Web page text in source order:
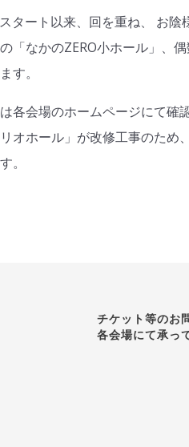
タート以来、回を重ね、 お陰
「なかのZERO小ホール」、
す。
各会場のホームページにて確認
オホール」が改修工事のため
。
チケット等のお
各会場にて承っ